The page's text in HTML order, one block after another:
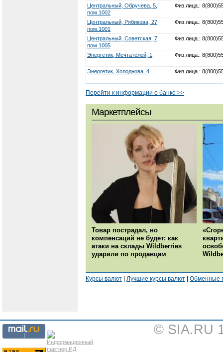
Центральный, Обручева, 5,
пом.1002
Физ.лица.:
Центральный, Рябикова, 27,
пом.1001
Физ.лица.:
Центральный, Советская, 7,
пом.1005
Физ.лица.:
Энергетик, Мечтателей, 1 Физ.лица.:
Энергетик, Холоднова, 4 Физ.лица.:
Перейти к информации о банке >>
Маркетплейсы
Товар пострадал, но
компенсаций не будет: как
атаки на склады Wildberries
ударили по продавцам
Курсы валют | Лучшие курсы валют | Обменные
© SIA.RU